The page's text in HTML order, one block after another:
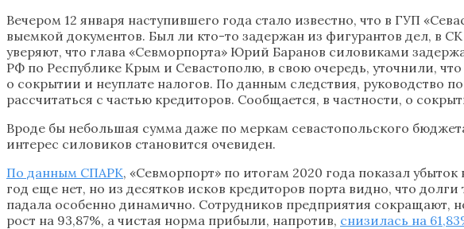
Вечером 12 января наступившего года стало известно, что в ГУП
выемкой документов. Был ли кто-то задержан из фигурантов дел, в
уверяют, что глава «Севморпорта» Юрий Баранов силовиками
РФ по Республике Крым и Севастополю, в свою очередь, уточнили,
о сокрытии и неуплате налогов. По данным следствия, руководство
рассчитаться с частью кредиторов. Сообщается, в частности, о
Вроде бы небольшая сумма даже по меркам севастопольского
интерес силовиков становится очевиден.
По данным СПАРК, «Севморпорт» по итогам 2020 года показал
год еще нет, но из десятков исков кредиторов порта видно, что
падала особенно динамично. Сотрудников предприятия сокращают,
рост на 93,87%, а чистая норма прибыли, напротив, снизилась на